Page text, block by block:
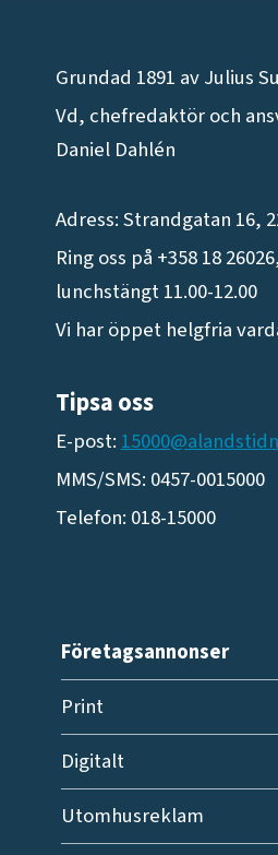
Grundad 1891 av Julius
Vd, chefredaktör och
Daniel Dahlén
Adress: Strandgatan 16,
Ring oss på +358 18
lunchstängt 11.00-12.00
Vi har öppet helgfria
Tipsa oss
E-post:
MMS/SMS: 0457-0015000
Telefon: 018-15000
Företagsannonser
Print
Digitalt
Utomhusreklam